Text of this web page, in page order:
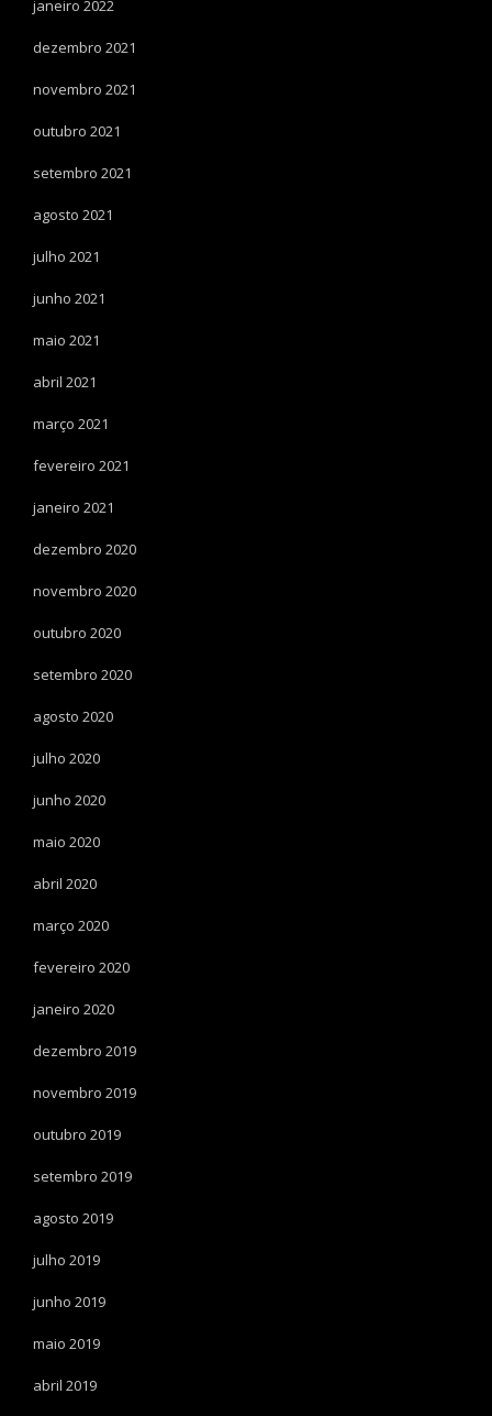
janeiro 2022
dezembro 2021
novembro 2021
outubro 2021
setembro 2021
agosto 2021
julho 2021
junho 2021
maio 2021
abril 2021
março 2021
fevereiro 2021
janeiro 2021
dezembro 2020
novembro 2020
outubro 2020
setembro 2020
agosto 2020
julho 2020
junho 2020
maio 2020
abril 2020
março 2020
fevereiro 2020
janeiro 2020
dezembro 2019
novembro 2019
outubro 2019
setembro 2019
agosto 2019
julho 2019
junho 2019
maio 2019
abril 2019